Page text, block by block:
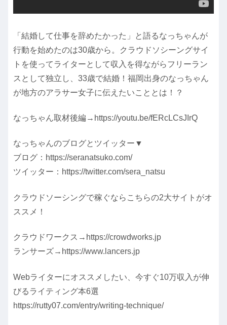
「結婚して仕事を辞めたかった」と語るなっちゃんが
行動を始めたのは30歳から。クラウドソシーングサイ
トを使ってライターとして収入を得ながらフリーラン
スとして独立し、33歳で結婚！福岡出身のなっちゃん
が地方のアラサー女子に伝えたいこととは！？
なっちゃん取材後編→https://youtu.be/fERcLCsJIrQ
なっちゃんのブログとツイッター▼
ブログ：https://seranatsuko.com/
ツイッター：https://twitter.com/sera_natsu
クラウドソーシングで稼ぐならこちらの2大サイトがオ
ススメ！
クラウドワークス→https://crowdworks.jp
ランサーズ→https://www.lancers.jp
Webライターにオススメしたい、今すぐ10万収入が伸
びるライティング本6選
https://rutty07.com/entry/writing-technique/